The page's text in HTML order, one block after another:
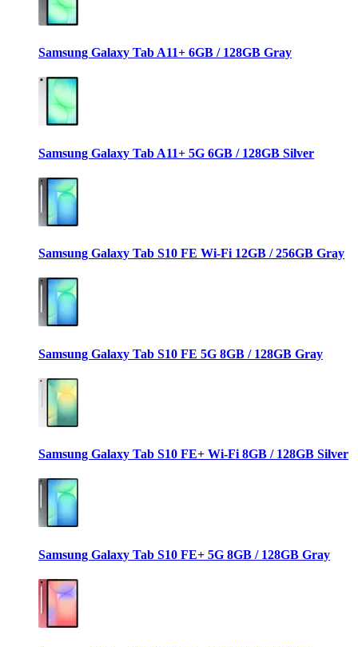
Samsung Galaxy Tab A11+ 6GB / 128GB Gray
Samsung Galaxy Tab A11+ 5G 6GB / 128GB Silver
Samsung Galaxy Tab S10 FE Wi-Fi 12GB / 256GB Gray
Samsung Galaxy Tab S10 FE 5G 8GB / 128GB Gray
Samsung Galaxy Tab S10 FE+ Wi-Fi 8GB / 128GB Silver
Samsung Galaxy Tab S10 FE+ 5G 8GB / 128GB Gray